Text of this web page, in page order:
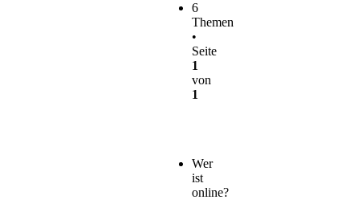
6
Themen
•
Seite
1
von
1
Wer
ist
online?